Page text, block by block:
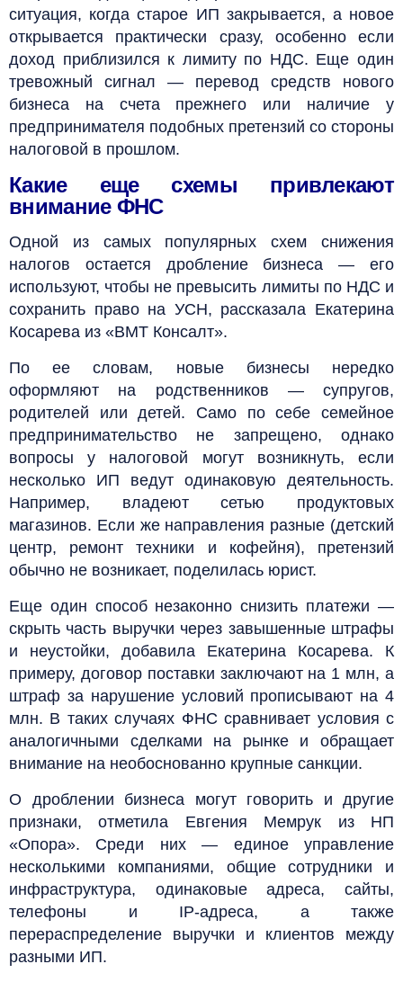
ситуация, когда старое ИП закрывается, а новое
открывается практически сразу, особенно если
доход приблизился к лимиту по НДС. Еще один
тревожный сигнал — перевод средств нового
бизнеса на счета прежнего или наличие у
предпринимателя подобных претензий со стороны
налоговой в прошлом.
Какие еще схемы привлекают
внимание ФНС
Одной из самых популярных схем снижения
налогов остается дробление бизнеса — его
используют, чтобы не превысить лимиты по НДС и
сохранить право на УСН, рассказала Екатерина
Косарева из «ВМТ Консалт».
По ее словам, новые бизнесы нередко
оформляют на родственников — супругов,
родителей или детей. Само по себе семейное
предпринимательство не запрещено, однако
вопросы у налоговой могут возникнуть, если
несколько ИП ведут одинаковую деятельность.
Например, владеют сетью продуктовых
магазинов. Если же направления разные (детский
центр, ремонт техники и кофейня), претензий
обычно не возникает, поделилась юрист.
Еще один способ незаконно снизить платежи —
скрыть часть выручки через завышенные штрафы
и неустойки, добавила Екатерина Косарева. К
примеру, договор поставки заключают на 1 млн, а
штраф за нарушение условий прописывают на 4
млн. В таких случаях ФНС сравнивает условия с
аналогичными сделками на рынке и обращает
внимание на необоснованно крупные санкции.
О дроблении бизнеса могут говорить и другие
признаки, отметила Евгения Мемрук из НП
«Опора». Среди них — единое управление
несколькими компаниями, общие сотрудники и
инфраструктура, одинаковые адреса, сайты,
телефоны и IP-адреса, а также
перераспределение выручки и клиентов между
разными ИП.